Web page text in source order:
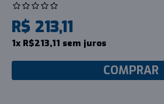
R$ 213,11
1x R$213,11 sem juros
COMPRAR